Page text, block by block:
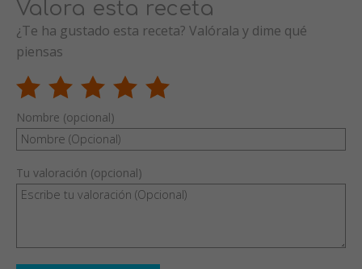
Valora esta receta
¿Te ha gustado esta receta? Valórala y dime qué
piensas
Nombre (opcional)
Tu valoración (opcional)